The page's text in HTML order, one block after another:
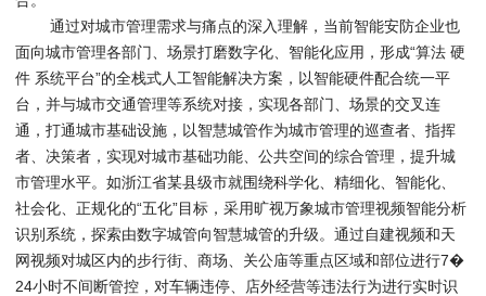
通过对城市管理需求与痛点的深入理解，当前智能安防企业也
面向城市管理各部门、场景打磨数字化、智能化应用，形成“算法 硬
件 系统平台”的全栈式人工智能解决方案，以智能硬件配合统一平
台，并与城市交通管理等系统对接，实现各部门、场景的交叉连
通，打通城市基础设施，以智慧城管作为城市管理的巡查者、指挥
者、决策者，实现对城市基础功能、公共空间的综合管理，提升城
市管理水平。如浙江省某县级市就围绕科学化、精细化、智能化、
社会化、正规化的“五化”目标，采用旷视万象城市管理视频智能分析
识别系统，探索由数字城管向智慧城管的升级。通过自建视频和天
网视频对城区内的步行街、商场、关公庙等重点区域和部位进行7�
24小时不间断管控，对车辆违停、店外经营等违法行为进行实时识